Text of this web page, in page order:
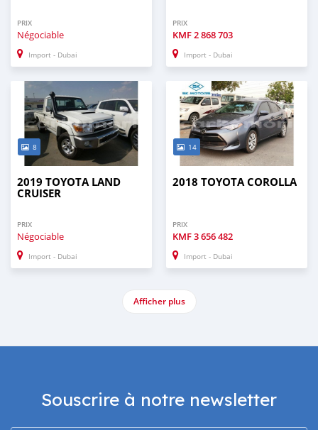
PRIX
Négociable
Import - Dubai
PRIX
KMF2 868 703
Import - Dubai
8
2019 TOYOTA LAND
CRUISER
PRIX
Négociable
Import - Dubai
14
2018 TOYOTA COROLLA
PRIX
KMF3 656 482
Import - Dubai
Afficher plus
Souscrire à notre newsletter